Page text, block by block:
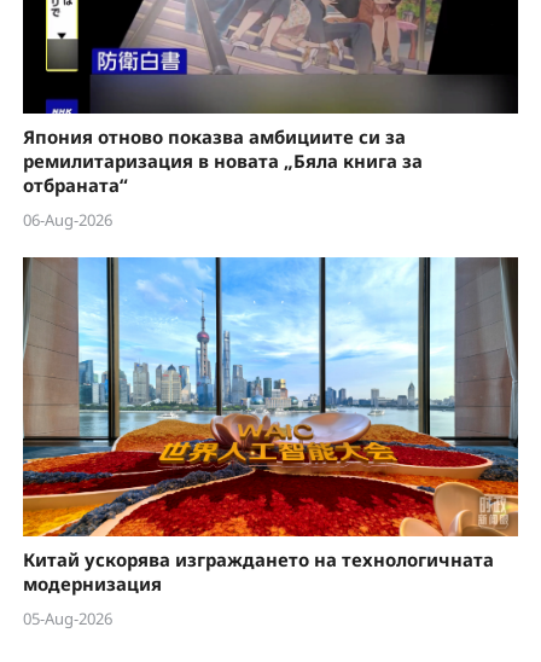
Япония отново показва амбициите си за
ремилитаризация в новата „Бяла книга за
отбраната“
06-Aug-2026
Китай ускорява изграждането на технологичната
модернизация
05-Aug-2026